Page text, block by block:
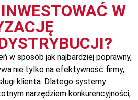
W
w sposób jak najbardziej poprawny,
nie tylko na efektywność firmy,
klienta. Dlatego systemy
narzędziem konkurencyjności,